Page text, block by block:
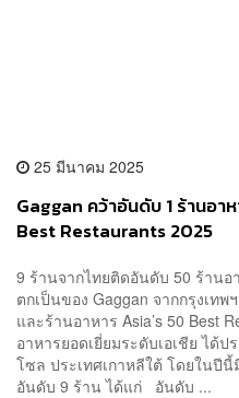
25 มีนาคม 2025
Gaggan คว้าอันดับ 1 ร้านอา
Best Restaurants 2025
9 ร้านจากไทยติดอันดับ 50 ร้านอ
ตกเป็นของ Gaggan จากกรุงเท
และร้านอาหาร Asia’s 50 Best
อาหารยอดเยี่ยมระดับเอเชีย ได้
โซล ประเทศเกาหลีใต้ โดยในปี
อันดับ 9 ร้าน ได้แก่ อันดับ ...